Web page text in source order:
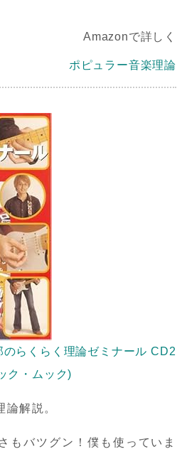
Amazonで詳しく
ポピュラー音楽理論
らくらく理論ゼミナール CD2
ク・ムック)
解説。
もバツグン！僕も使っていま